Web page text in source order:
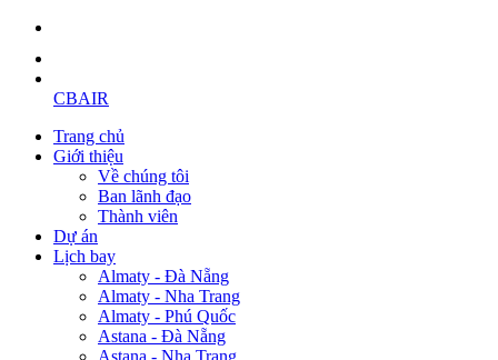
CBAIR
Trang chủ
Giới thiệu
Về chúng tôi
Ban lãnh đạo
Thành viên
Dự án
Lịch bay
Almaty - Đà Nẵng
Almaty - Nha Trang
Almaty - Phú Quốc
Astana - Đà Nẵng
Astana - Nha Trang